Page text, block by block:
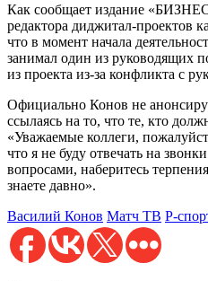
Как сообщает издание
редактора диджитал-проектов
что в момент начала
занимал один из руководящих
из проекта из-за конфликта с
Официально Конов не
ссылаясь на то, что те, кто
«Уважаемые коллеги,
что я не буду отвечать на
вопросами, наберитесь
знаете давно».
Василий Конов Матч ТВ Р-